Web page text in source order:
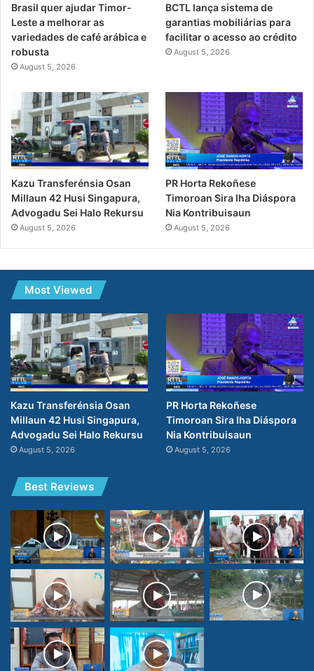
Brasil quer ajudar Timor-
Leste a melhorar as
variedades de café arábica e
robusta
August 5, 2026
BCTL lança sistema de
garantias mobiliárias para
facilitar o acesso ao crédito
August 5, 2026
Kazu Transferénsia Osan
Millaun 42 Husi Singapura,
Advogadu Sei Halo Rekursu
August 5, 2026
PR Horta Rekoñese
Timoroan Sira Iha Diáspora
Nia Kontribuisaun
August 5, 2026
Most Viewed
Kazu Transferénsia Osan
Millaun 42 Husi Singapura,
Advogadu Sei Halo Rekursu
August 5, 2026
PR Horta Rekoñese
Timoroan Sira Iha Diáspora
Nia Kontribuisaun
August 5, 2026
Best Reviews